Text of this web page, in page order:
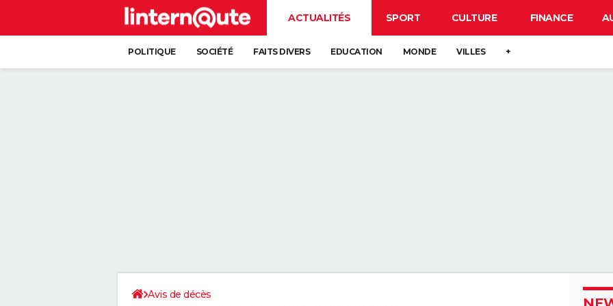
ACTUALITÉS SPORT CULTURE FINANCE
POLITIQUE SOCIÉTÉ FAITS DIVERS EDUCATION MONDE VILLES +
Avis de décès